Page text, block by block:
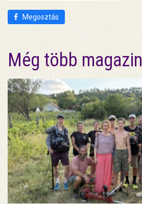
Megosztás
Még több magazin